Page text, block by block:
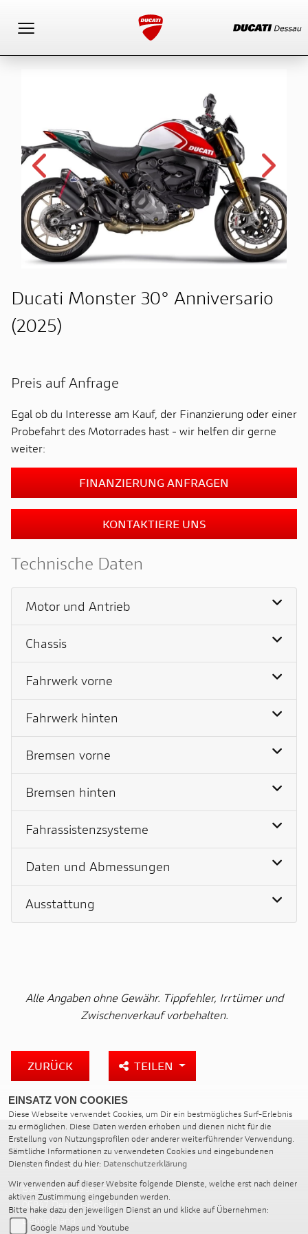
Ducati Monster 30° Anniversario
(2025)
Technische Daten
Motor und Antrieb
Chassis
Fahrwerk vorne
Fahrwerk hinten
Bremsen vorne
Bremsen hinten
Fahrassistenzsysteme
Daten und Abmessungen
Ausstattung
Preis auf Anfrage
Egal ob du Interesse am Kauf, der Finanzierung oder einer
Probefahrt des Motorrades hast - wir helfen dir gerne
weiter:
FINANZIERUNG ANFRAGEN
KONTAKTIERE UNS
Alle Angaben ohne Gewähr. Tippfehler, Irrtümer und
Zwischenverkauf vorbehalten.
ZURÜCK TEILEN
DUCATI DESSAU
Bauhüttenstraße 15
06847 Dessau-Roßlau
Deutschland
EINSATZ VON COOKIES
Diese Webseite verwendet Cookies, um Dir ein bestmögliches Surf-Erlebnis
zu ermöglichen. Diese Daten werden erhoben und dienen nicht für die
Erstellung von Nutzungsprofilen oder anderer weiterführender Verwendung.
Sämtliche Informationen zu verwendeten Cookies und eingebundenen
Diensten findest du hier: Datenschutzerklärung
Wir verwenden auf dieser Website folgende Dienste, welche erst nach deiner
aktiven Zustimmung eingebunden werden.
Bitte hake dazu den jeweiligen Dienst an und klicke auf Übernehmen:
Google Maps und Youtube